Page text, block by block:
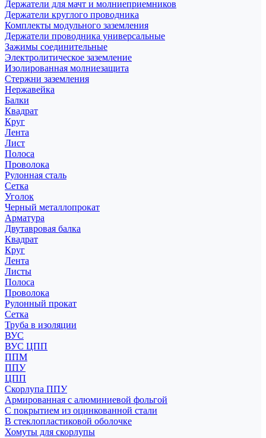
Держатели для мачт и молниеприемников
Держатели круглого проводника
Комплекты модульного заземления
Держатели проводника универсальные
Зажимы соединительные
Электролитическое заземление
Изолированная молниезащита
Стержни заземления
Нержавейка
Балки
Квадрат
Круг
Лента
Лист
Полоса
Проволока
Рулонная сталь
Сетка
Уголок
Черный металлопрокат
Арматура
Двутавровая балка
Квадрат
Круг
Лента
Листы
Полоса
Проволока
Рулонный прокат
Сетка
Труба в изоляции
ВУС
ВУС ЦПП
ППМ
ППУ
ЦПП
Скорлупа ППУ
Армированная с алюминиевой фольгой
С покрытием из оцинкованной стали
В стеклопластиковой оболочке
Хомуты для скорлупы